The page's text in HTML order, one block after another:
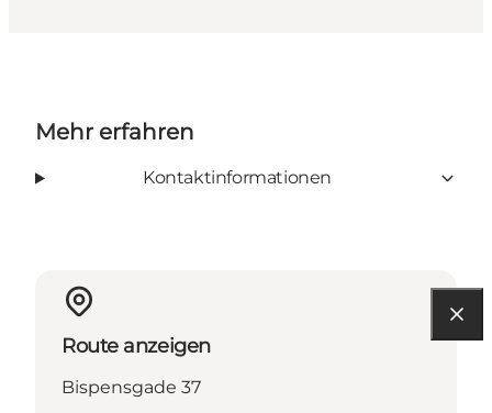
Mehr erfahren
Kontaktinformationen
Route anzeigen
Bispensgade 37